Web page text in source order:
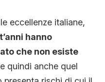
eccellenze italiane,
hanno
che non esiste
quindi anche quel